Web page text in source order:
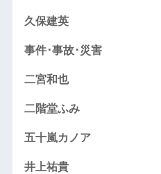
久保建英
事件･事故･災害
二宮和也
二階堂ふみ
五十嵐カノア
井上祐貴